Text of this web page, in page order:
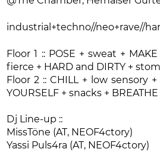
industrial+techno//neo+rave//
Floor 1 :: POSE + sweat +
fierce + HARD and DIRTY +
Floor 2 :: CHILL + low sensory
YOURSELF + snacks + BREATHE
Dj Line-up ::
MissTöne (AT, NEOF4ctory)
Yassi Puls4ra (AT, NEOF4ctory)